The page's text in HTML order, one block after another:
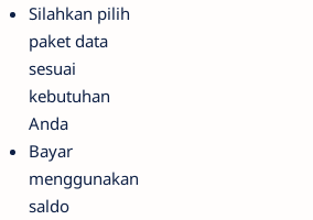
Silahkan pilih
paket data
sesuai
kebutuhan
Anda
Bayar
menggunakan
saldo